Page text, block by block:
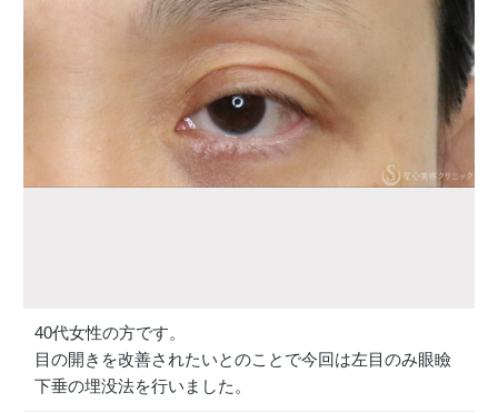
40代女性の方です。
目の開きを改善されたいとのことで今回は左目のみ眼瞼
下垂の埋没法を行いました。